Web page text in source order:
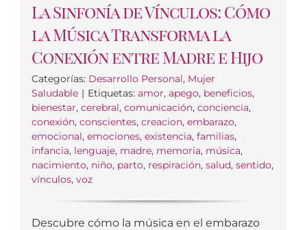
La Sinfonía de Vínculos: Cómo
la Música Transforma la
Conexión entre Madre e Hijo
Categorías: Desarrollo Personal, Mujer
Saludable | Etiquetas: amor, apego, beneficios,
bienestar, cerebral, comunicación, conciencia,
conexión, conscientes, creacion, embarazo,
emocional, emociones, existencia, familias,
infancia, lenguaje, madre, memoria, música,
nacimiento, niño, parto, respiración, salud, sentido,
vínculos, voz
Descubre cómo la música en el embarazo